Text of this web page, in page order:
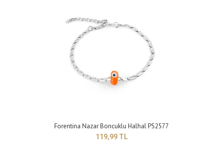
Forentina Nazar Boncuklu Halhal PS2577
119,99 TL